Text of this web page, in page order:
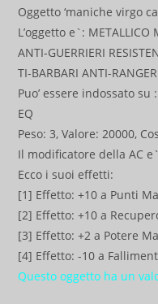
Oggetto ‘maniche virgo
L’oggetto e`: METALLICO
ANTI-GUERRIERI
TI-BARBARI ANTI-
Puo’ essere indossato su :
EQ
Peso: 3, Valore: 20000,
Il modificatore della AC
Ecco i suoi effetti:
[1] Effetto: +10 a Punti
[2] Effetto: +10 a
[3] Effetto: +2 a Potere
[4] Effetto: -10 a
Questo oggetto ha un